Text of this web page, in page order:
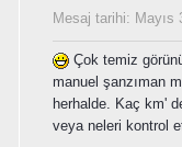
Mesaj tarihi: Mayıs
Çok temiz
manuel şanzıman
herhalde. Kaç km'
veya neleri kontrol